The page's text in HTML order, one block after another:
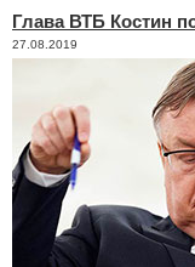
Глава ВТБ Костин
27.08.2019